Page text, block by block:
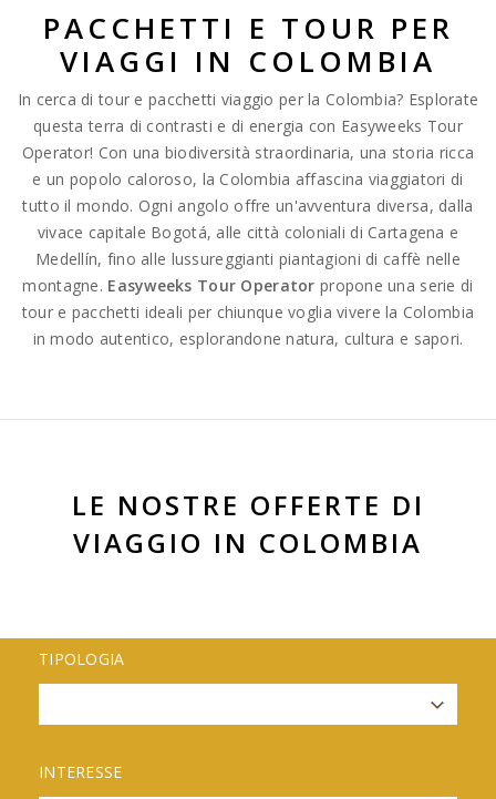
PACCHETTI E TOUR PER
VIAGGI IN COLOMBIA
In cerca di tour e pacchetti viaggio per la Colombia? Esplorate
questa terra di contrasti e di energia con Easyweeks Tour
Operator! Con una biodiversità straordinaria, una storia ricca
e un popolo caloroso, la Colombia affascina viaggiatori di
tutto il mondo. Ogni angolo offre un'avventura diversa, dalla
vivace capitale Bogotá, alle città coloniali di Cartagena e
Medellín, fino alle lussureggianti piantagioni di caffè nelle
montagne. Easyweeks Tour Operator propone una serie di
tour e pacchetti ideali per chiunque voglia vivere la Colombia
in modo autentico, esplorandone natura, cultura e sapori.
LE NOSTRE OFFERTE DI
VIAGGIO IN COLOMBIA
TIPOLOGIA
INTERESSE